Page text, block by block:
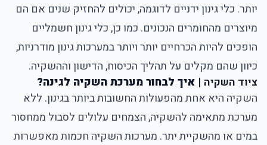
יותר. כלי גינון ידניים לדוגמה, יכולים להחזיק שנים אם הם
מיוצרים מהחומרים הנכונים. כמו כן, כלי גינון חשמליים
הופכים להיות הכרחיים יותר ויותר במערכות גינון מודרניות,
כיוון שהם מקלים על תהליך הכיסוח, הדישון וההשקיה.
ציוד השקיה | איך לבחור מערכת השקיה לגינה?
השקיה היא אחת מהפעולות החשובות ביותר בגינון. ללא
מערכת מתאימה להשקיה, הצמחים עלולים לסבול ממחסור
במים או מהשקיית יתר. מערכות השקיה חכמות מאפשרות